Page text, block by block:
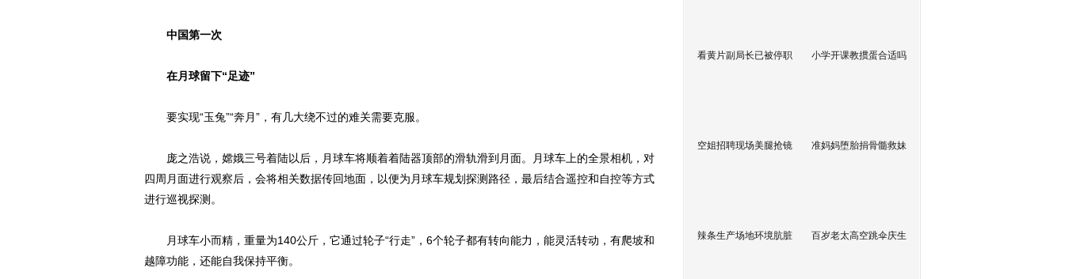
中国第一次
在月球留下“足迹”
要实现“玉兔”“奔月”，有几大绕不过的难关需要克服。
庞之浩说，嫦娥三号着陆以后，月球车将顺着着陆器顶部的滑轨滑到月面。月球车上的全景相机，对
四周月面进行观察后，会将相关数据传回地面，以便为月球车规划探测路径，最后结合遥控和自控等方式
进行巡视探测。
月球车小而精，重量为140公斤，它通过轮子“行走”，6个轮子都有转向能力，能灵活转动，有爬坡和
越障功能，还能自我保持平衡。
看黄片副局长已被停职 小学开课教掼蛋合适吗
空姐招聘现场美腿抢镜 准妈妈堕胎捐骨髓救妹
辣条生产场地环境肮脏 百岁老太高空跳伞庆生